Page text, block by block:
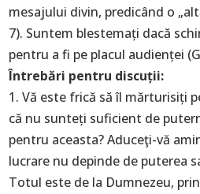
mesajului divin, predicând o
7). Suntem blestemați dacă
pentru a fi pe placul audienței
Întrebări pentru discuții:
1. Vă este frică să îl mărturisiți
că nu sunteți suficient de
pentru aceasta? Aduceţi-vă
lucrare nu depinde de puterea
Totul este de la Dumnezeu,